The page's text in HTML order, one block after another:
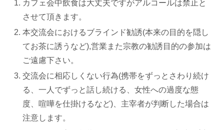
カフェ会中飲食は大丈夫ですがアルコールは禁止と
させて頂きます。
本交流会におけるブラインド勧誘(本来の目的を隠し
てお茶に誘うなど),営業また宗教の勧誘目的の参加は
ご遠慮下さい。
交流会に相応しくない行為(携帯をずっとさわり続け
る、一人でずっと話し続ける、女性への過度な態
度、喧嘩を仕掛けるなど)、主宰者が判断した場合は
注意します。